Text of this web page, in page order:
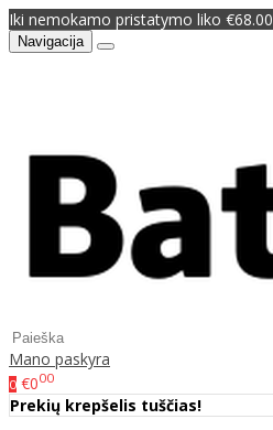
Iki nemokamo pristatymo liko €68.00
Navigacija
Mano paskyra
0 €000
Prekių krepšelis tuščias!